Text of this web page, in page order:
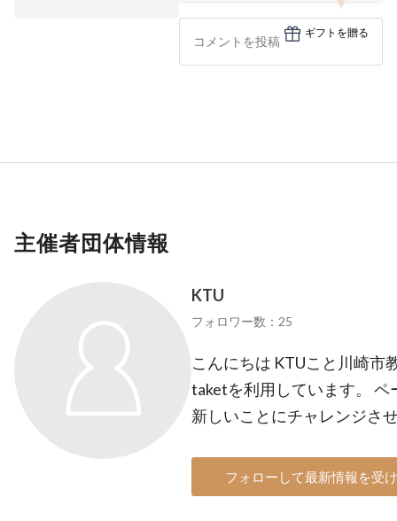
ギフトを贈る
主催者団体情報
KTU
フォロワー数：25
こんにちは KTUこと川崎市
taketを利用しています。
新しいことにチャレンジさ
フォローして最新情報を受